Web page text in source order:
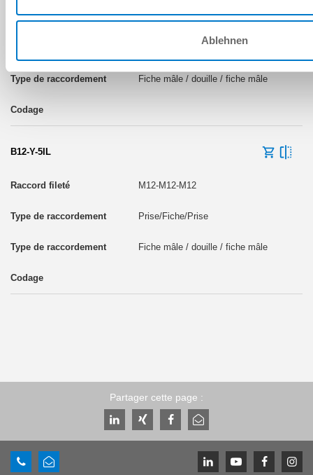
Ablehnen
M8-M8-M8
Fiche mâle / douille / fiche mâle
B12-Y-5IL
M12-M12-M12
Prise/Fiche/Prise
Fiche mâle / douille / fiche mâle
Partager cette page :